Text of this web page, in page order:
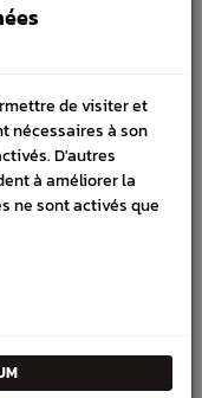
de visiter et
nécessaires à son
D'autres
à améliorer la
ne sont activés que